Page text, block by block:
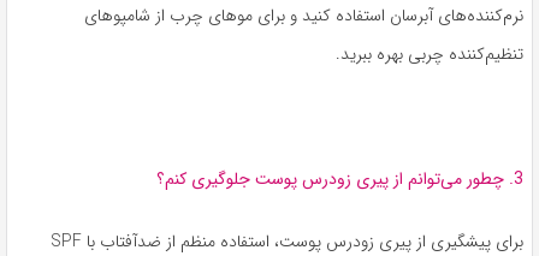
نرم‌کننده‌های آبرسان استفاده کنید و برای موهای چرب از شامپوهای
تنظیم‌کننده چربی بهره ببرید.
3. چطور می‌توانم از پیری زودرس پوست جلوگیری کنم؟
برای پیشگیری از پیری زودرس پوست، استفاده منظم از ضدآفتاب با SPF